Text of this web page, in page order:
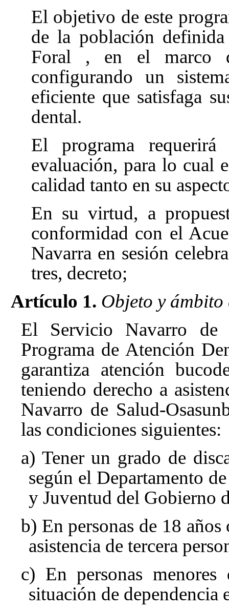
El objetivo de este
de la población
Foral , en el marco
configurando un
eficiente que satisfaga
dental.
El programa
evaluación, para lo cual
calidad tanto en su
En su virtud, a
conformidad con el
Navarra en sesión
tres, decreto;
Artículo 1. Objeto y
El Servicio Navarro de
Programa de Atención
garantiza atención
teniendo derecho a
Navarro de Salud-
las condiciones siguientes:
a) Tener un grado de
según el Departamento
y Juventud del Gobierno
b) En personas de 18
asistencia de tercera
c) En personas
situación de dependencia